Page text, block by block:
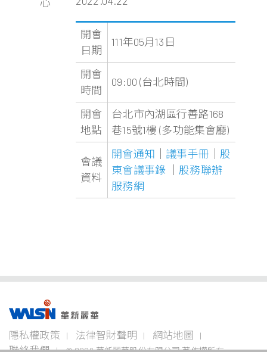
開會
日期
111年05月13日
開會
時間
09:00 (台北時間)
開會
地點
台北市內湖區行善路168
巷15號1樓 (多功能集會廳)
會議
資料
開會通知 議事手冊
股
東會議事錄｜ 股務聯辦
服務網
事業版圖
者專
華新
華新
隱私權政策 法律智財聲明
網站地圖
聯絡我們